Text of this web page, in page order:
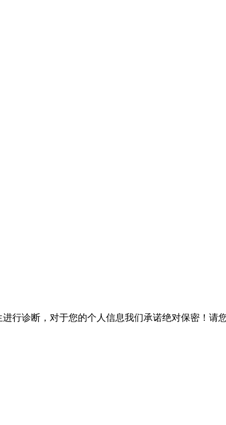
行诊断，对于您的个人信息我们承诺绝对保密！请